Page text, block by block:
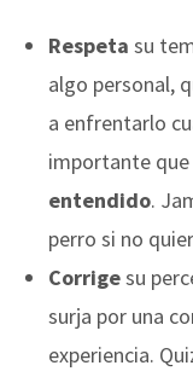
Respeta su
algo personal,
a enfrentarlo
importante
entendido.
perro si no
Corrigesu
surja por una
experiencia.